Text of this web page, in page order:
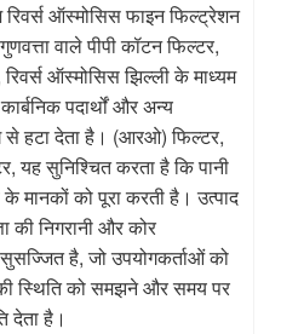
ऑस्मोसिस फाइन फिल्ट्रेशन
वाले पीपी कॉटन फिल्टर,
ऑस्मोसिस झिल्ली के माध्यम
पदार्थों और अन्य
से हटा देता है। (आरओ) फिल्टर,
यह सुनिश्चित करता है कि पानी
मानकों को पूरा करती है। उत्पाद
की निगरानी और कोर
है, जो उपयोगकर्ताओं को
स्थिति को समझने और समय पर
देता है।